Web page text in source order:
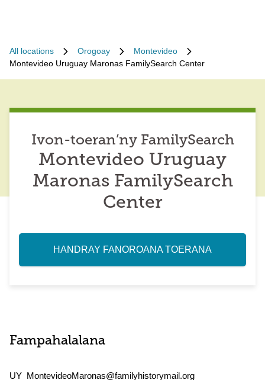
All locations Orogoay
Montevideo
Montevideo Uruguay Maronas FamilySearch Center
Ivon-toeran’ny FamilySearch
Montevideo Uruguay
Maronas FamilySearch
Center
HANDRAY FANOROANA TOERANA
Fampahalalana
UY_MontevideoMaronas@familyhistorymail.org